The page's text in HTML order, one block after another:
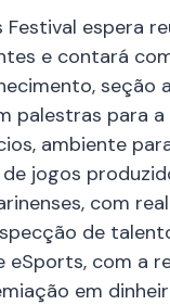
Festival espera
e contará
seção
palestras para
ambiente
jogos
com
de
eSports, com a
em